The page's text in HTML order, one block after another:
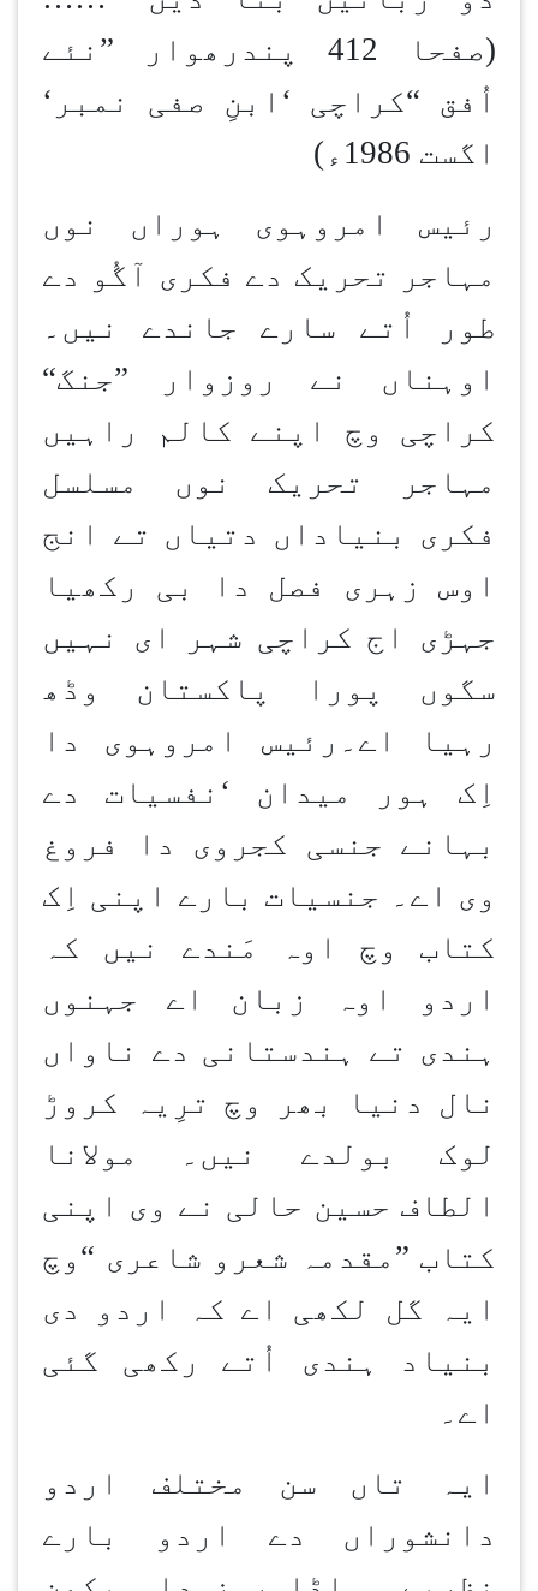
(صفحا 412 پندرھوار
” نئے
اُفق “کراچی ‘ ابنِ صفی نمبر ‘
اگست 1986ء)
رئیس امروہوی ہوراں نوں
مہاجر تحریک دے فکری آگُو دے
طور اُتے سارے جاندے نیں۔
اوہناں نے روزوار ”جنگ“
کراچی وچ اپنے کالم راہیں
مہاجر تحریک نوں مسلسل
فکری بنیاداں دتیاں تے انج
اوس زہری فصل دا بی رکھیا
جہڑی اج کراچی شہر ای نہیں
سگوں پورا پاکستان وڈھ
رہیا اے۔رئیس امروہوی دا
اِک ہور میدان ‘ نفسیات دے
بہانے جنسی کجروی دا فروغ
وی اے۔ جنسیات بارے اپنی اِک
کتاب وچ اوہ مَندے نیں کہ
اردو اوہ زبان اے جہنوں
ہندی تے ہندستانی دے ناواں
نال دنیا بھر وچ ترِیہ کروڑ
لوک بولدے نیں۔ مولانا
الطاف حسین حالی نے وی اپنی
کتاب ” مقدمہ شعرو شاعری “ وچ
ایہ گل لکھی اے کہ اردو دی
بنیاد ہندی اُتے رکھی گئی
اے۔
ایہ تاں سن مختلف اردو
دانشوراں دے اردو بارے